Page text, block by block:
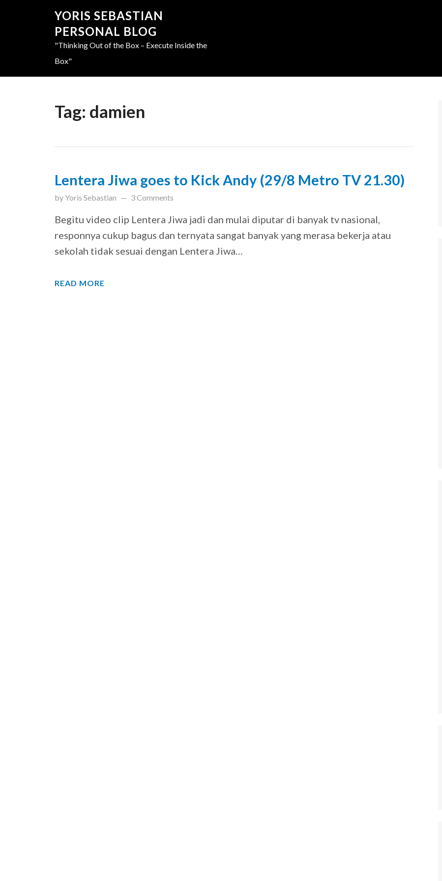
YORIS SEBASTIAN
PERSONAL BLOG
"Thinking Out of the Box – Execute Inside the
Box"
Tag: damien
Lentera Jiwa goes to Kick Andy (29/8 Metro TV 21.30)
by Yoris Sebastian updated onMarch 31, 2019
3 Comments
Begitu video clip Lentera Jiwa jadi dan mulai diputar di banyak tv nasional,
responnya cukup bagus dan ternyata sangat banyak yang merasa bekerja atau
sekolah tidak sesuai dengan Lentera Jiwa…
READ MORE